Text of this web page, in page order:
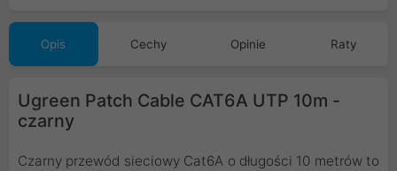
Opis Cechy Opinie Raty
Ugreen Patch Cable CAT6A UTP 10m -
czarny
Czarny przewód sieciowy Cat6A o długości 10 metrów to